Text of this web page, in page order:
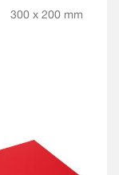
300 x 200 mm